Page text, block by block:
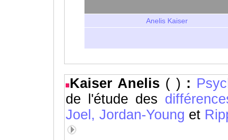
Anelis Kaiser
Kaiser Anelis ( ) :
de l'étude des
Joel, Jordan-Young et